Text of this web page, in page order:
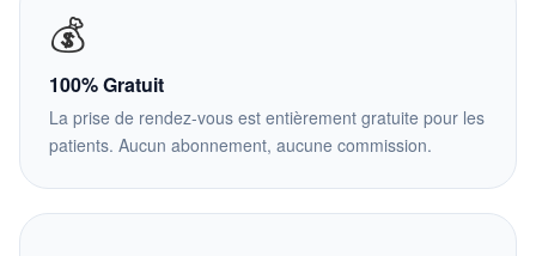
💰
100% Gratuit
La prise de rendez-vous est entièrement gratuite pour les
patients. Aucun abonnement, aucune commission.